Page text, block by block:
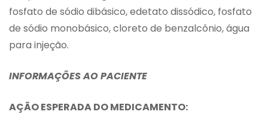
fosfato de sódio dibásico, edetato dissódico, fosfato
de sódio monobásico, cloreto de benzalcônio, água
para injeção.
INFORMAÇÕES AO PACIENTE
AÇÃO ESPERADA DO MEDICAMENTO: